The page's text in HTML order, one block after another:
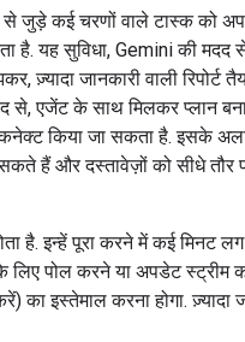
से जुड़े कई चरणों वाले टास्क को
है. यह सुविधा, Gemini की मदद
जानकारी वाली रिपोर्ट
से, एजेंट के साथ मिलकर प्लान
किया जा सकता है. इसके
हैं और दस्तावेज़ों को सीधे तौर
है. इन्हें पूरा करने में कई मिनट
पोल करने या अपडेट स्ट्रीम
का इस्तेमाल करना होगा. ज़्यादा